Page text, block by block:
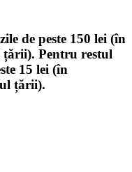
de peste 150 lei (în
țării). Pentru restul
15 lei (în
țării).